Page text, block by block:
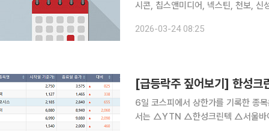
시콘, 칩스앤미디어, 넥스틴, 천보, 신
키이스트, 에스디생명공학, 에스씨엠
2026-03-24 08:25
[급등락주 짚어보기] 한성크
6일 코스피에서 상한가를 기록한 종목은 없었
서는 △YTN △한성크린텍 △서울바